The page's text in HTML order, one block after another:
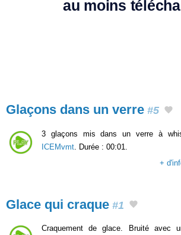
au moins
Glaçons dans un verre #5
3 glaçons mis dans un verre à
ICEMvmt . Durée : 00:01.
+
Glace qui craque #1
Craquement de glace. Bruité avec